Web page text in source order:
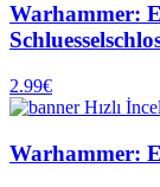
Warhammer:
2.99€
Hızlı
Warhammer: